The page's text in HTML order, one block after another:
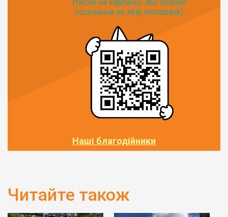
(тисни на картинці, або скануй
посилання на збір monobank):
Наші благодійники
Читайте також